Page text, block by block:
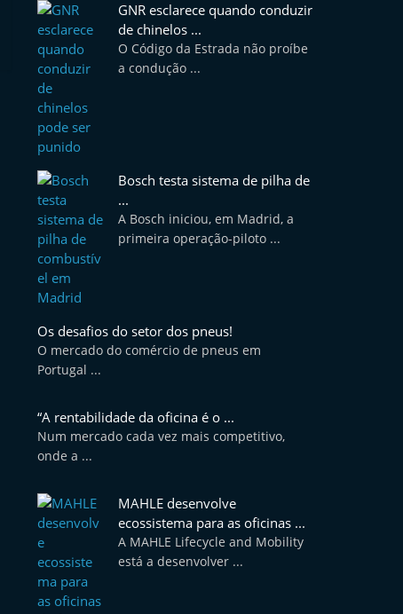
GNR esclarece quando conduzir
de chinelos ...
O Código da Estrada não proíbe
a condução ...
Bosch testa sistema de pilha de
...
A Bosch iniciou, em Madrid, a
primeira operação-piloto ...
Os desafios do setor dos pneus!
O mercado do comércio de pneus em
Portugal ...
“A rentabilidade da oficina é o ...
Num mercado cada vez mais competitivo,
onde a ...
MAHLE desenvolve
ecossistema para as oficinas ...
A MAHLE Lifecycle and Mobility
está a desenvolver ...